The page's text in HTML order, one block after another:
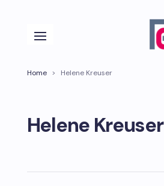
Home > Helene Kreuser
Helene Kreuser